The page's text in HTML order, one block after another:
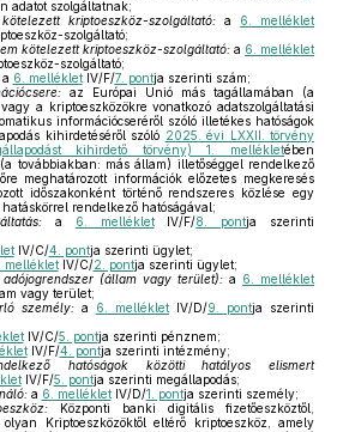
adatot szolgáltatnak;
kriptoeszköz-szolgáltató: a 6. melléklet
szolgáltató;
kötelezett kriptoeszköz-szolgáltató:a 6. melléklet
szolgáltató;
6. mellékletIV/F/7. pontja szerinti szám;
az Európai Unió más tagállamában (a
a kriptoeszközökre vonatkozó adatszolgáltatási
információcseréről szóló illetékes hatóságok
kihirdetéséről szóló 2025. évi LXXII. törvény
kihirdető törvény) 1. mellékletében
továbbiakban: más állam) illetőséggel rendelkező
meghatározott információk előzetes megkeresés
időszakonként történő rendszeres közlése egy
rendelkező hatóságával;
a 6. mellékletIV/F/8. pontja szerinti
IV/C/4. pontja szerinti ügylet;
mellékletIV/C/2. pontja szerinti ügylet;
adójogrendszer (állam vagy terület): a 6. melléklet
vagy terület;
személy: a 6. mellékletIV/D/9. pontja szerinti
IV/C/5. pontja szerinti pénznem;
IV/F/4. pontja szerinti intézmény;
hatóságok közötti hatályos elismert
IV/F/5. pontja szerinti megállapodás;
a 6. mellékletIV/D/1. pontja szerinti személy;
Központi banki digitális fizetőeszköztől,
Kriptoeszközöktől eltérő kriptoeszköz, amely